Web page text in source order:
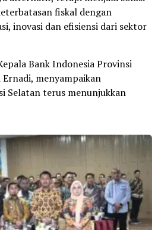
fiskal dengan
inovasi dan efisiensi dari sektor
Bank Indonesia Provinsi
Ernadi, menyampaikan
Selatan terus menunjukkan